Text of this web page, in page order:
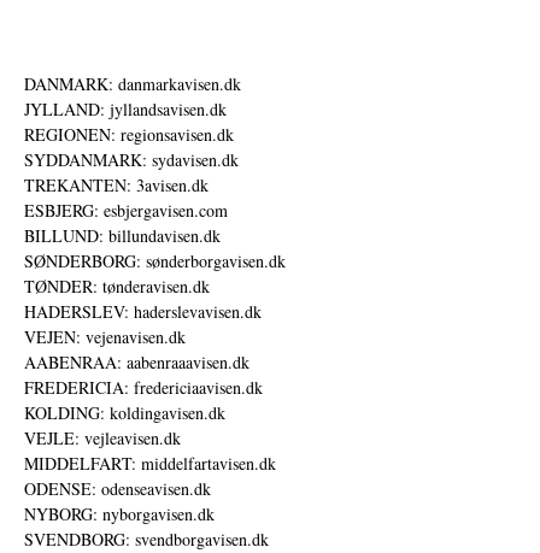
DANMARK: danmarkavisen.dk
JYLLAND: jyllandsavisen.dk
REGIONEN: regionsavisen.dk
SYDDANMARK: sydavisen.dk
TREKANTEN: 3avisen.dk
ESBJERG: esbjergavisen.com
BILLUND: billundavisen.dk
SØNDERBORG: sønderborgavisen.dk
TØNDER: tønderavisen.dk
HADERSLEV: haderslevavisen.dk
VEJEN: vejenavisen.dk
AABENRAA: aabenraaavisen.dk
FREDERICIA: fredericiaavisen.dk
KOLDING: koldingavisen.dk
VEJLE: vejleavisen.dk
MIDDELFART: middelfartavisen.dk
ODENSE: odenseavisen.dk
NYBORG: nyborgavisen.dk
SVENDBORG: svendborgavisen.dk